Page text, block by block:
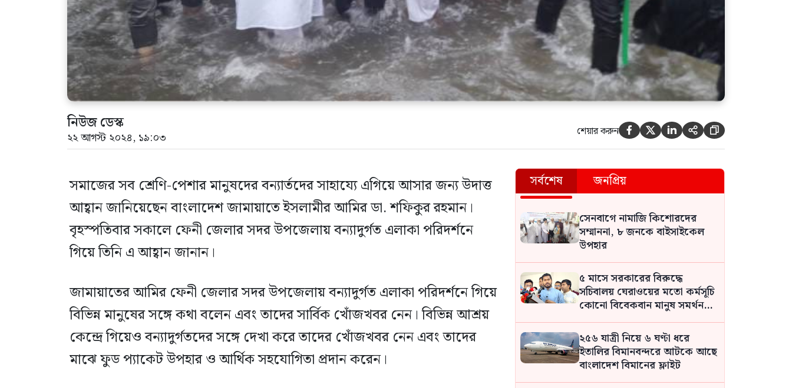
নিউজ ডেস্ক
২২ আগস্ট ২০২৪, ১৯:০৩ শেয়ার করুন     
সমাজের সব শ্রেণি-পেশার মানুষদের বন্যার্তদের সাহায্যে এগিয়ে আসার জন্য উদাত্ত
আহ্বান জানিয়েছেন বাংলাদেশ জামায়াতে ইসলামীর আমির ডা. শফিকুর রহমান।
বৃহস্পতিবার সকালে ফেনী জেলার সদর উপজেলায় বন্যাদুর্গত এলাকা পরিদর্শনে
গিয়ে তিনি এ আহ্বান জানান।
জামায়াতের আমির ফেনী জেলার সদর উপজেলায় বন্যাদুর্গত এলাকা পরিদর্শনে গিয়ে
বিভিন্ন মানুষের সঙ্গে কথা বলেন এবং তাদের সার্বিক খোঁজখবর নেন। বিভিন্ন আশ্রয়
কেন্দ্রে গিয়েও বন্যাদুর্গতদের সঙ্গে দেখা করে তাদের খোঁজখবর নেন এবং তাদের
মাঝে ফুড প্যাকেট উপহার ও আর্থিক সহযোগিতা প্রদান করেন।
সর্বশেষ জনপ্রিয়
সেনবাগে নামাজি কিশোরদের
সম্মাননা, ৮ জনকে বাইসাইকেল
উপহার
৫ মাসে সরকারের বিরুদ্ধে
সচিবালয় ঘেরাওয়ের মতো কর্মসূচি
কোনো বিবেকবান মানুষ সমর্থন
করতে পারে না: প্রতিমন্ত্রী নুর
২৫৬ যাত্রী নিয়ে ৬ ঘণ্টা ধরে
ইতালির বিমানবন্দরে আটকে আছে
বাংলাদেশ বিমানের ফ্লাইট